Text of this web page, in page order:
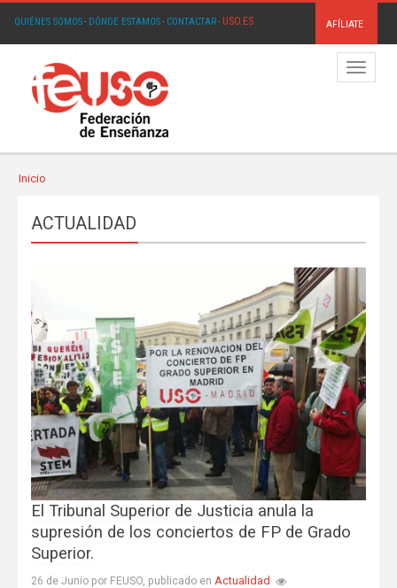
QUIÉNES SOMOS· DÓNDE ESTAMOS· CONTACTAR· USO.ES AFÍLIATE
Menú
Inicio
ACTUALIDAD
El Tribunal Superior de Justicia anula la
supresión de los conciertos de FP de Grado
Superior.
26 de Junio por FEUSO, publicado en Actualidad